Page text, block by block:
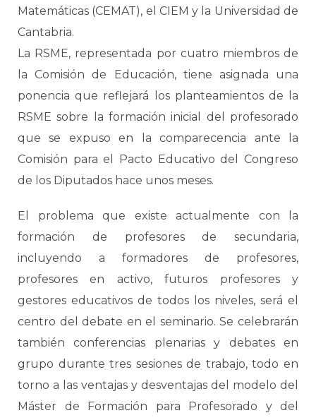
Matemáticas (CEMAT), el CIEM y la Universidad de
Cantabria.
La RSME, representada por cuatro miembros de
la Comisión de Educación, tiene asignada una
ponencia que reflejará los planteamientos de la
RSME sobre la formación inicial del profesorado
que se expuso en la comparecencia ante la
Comisión para el Pacto Educativo del Congreso
de los Diputados hace unos meses.
El problema que existe actualmente con la
formación de profesores de secundaria,
incluyendo a formadores de profesores,
profesores en activo, futuros profesores y
gestores educativos de todos los niveles, será el
centro del debate en el seminario. Se celebrarán
también conferencias plenarias y debates en
grupo durante tres sesiones de trabajo, todo en
torno a las ventajas y desventajas del modelo del
Máster de Formación para Profesorado y del